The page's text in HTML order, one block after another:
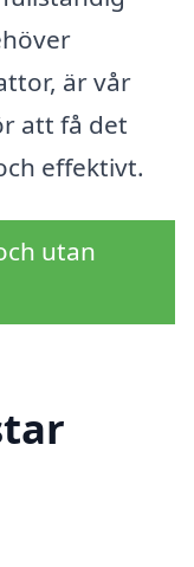
är vår
att få det
effektivt.
utan